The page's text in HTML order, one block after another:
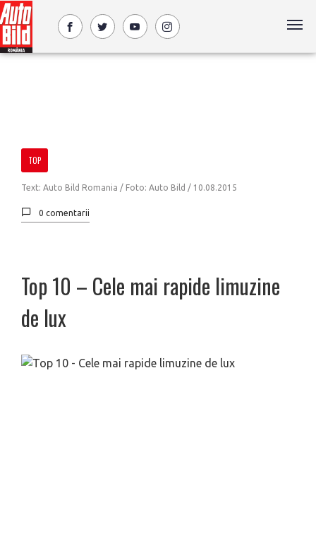
TOP
Text: Auto Bild Romania / Foto: Auto Bild / 10.08.2015
0 comentarii
Top 10 – Cele mai rapide limuzine
de lux